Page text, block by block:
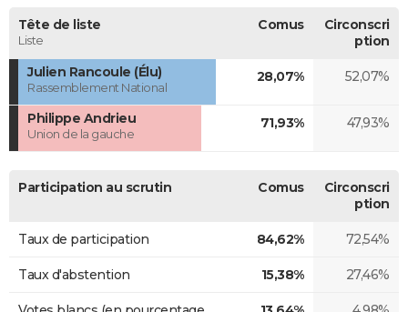
Tête de liste
Liste
Comus
Circonscri
ption
Julien Rancoule (Élu)
Rassemblement National
28,07% 52,07%
Philippe Andrieu
Union de la gauche
71,93% 47,93%
Participation au scrutin Comus
Circonscri
ption
Taux de participation 84,62% 72,54%
Taux d'abstention 15,38% 27,46%